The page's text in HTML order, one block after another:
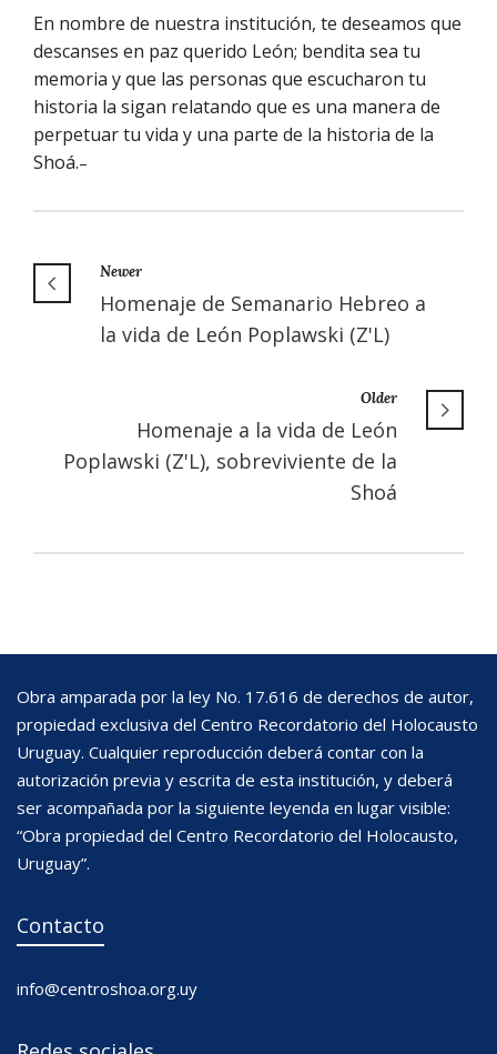
En nombre de nuestra institución, te deseamos que
descanses en paz querido León; bendita sea tu
memoria y que las personas que escucharon tu
historia la sigan relatando que es una manera de
perpetuar tu vida y una parte de la historia de la
Shoá.–
Newer
Homenaje de Semanario Hebreo a
la vida de León Poplawski (Z'L)
Older
Homenaje a la vida de León
Poplawski (Z'L), sobreviviente de la
Shoá
Obra amparada por la ley No. 17.616 de derechos de autor,
propiedad exclusiva del Centro Recordatorio del Holocausto
Uruguay. Cualquier reproducción deberá contar con la
autorización previa y escrita de esta institución, y deberá
ser acompañada por la siguiente leyenda en lugar visible:
“Obra propiedad del Centro Recordatorio del Holocausto,
Uruguay”.
Contacto
info@centroshoa.org.uy